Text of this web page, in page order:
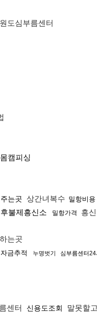
도심부름센터
몸캠피싱
는곳 상간녀복수 밀항비용
후불제흥신소 밀항가격
흥
는곳
금추적 누명벗기 심부름센터
센터 신용도조회 말못할